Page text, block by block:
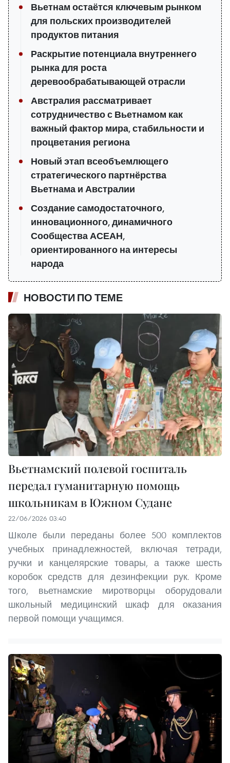
Вьетнам остаётся ключевым рынком
для польских производителей
продуктов питания
Раскрытие потенциала внутреннего
рынка для роста
деревообрабатывающей отрасли
Австралия рассматривает
сотрудничество с Вьетнамом как
важный фактор мира, стабильности и
процветания региона
Новый этап всеобъемлющего
стратегического партнёрства
Вьетнама и Австралии
Создание самодостаточного,
инновационного, динамичного
Сообщества АСЕАН,
ориентированного на интересы
народа
НОВОСТИ ПО ТЕМЕ
Вьетнамский полевой госпиталь
передал гуманитарную помощь
школьникам в Южном Судане
22/06/2026 03:40
Школе были переданы более 500 комплектов
учебных принадлежностей, включая тетради,
ручки и канцелярские товары, а также шесть
коробок средств для дезинфекции рук. Кроме
того, вьетнамские миротворцы оборудовали
школьный медицинский шкаф для оказания
первой помощи учащимся.